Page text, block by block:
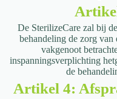
De SterilizeCare zal bij
behandeling de zorg van
vakgenoot
inspanningsverplichting
de
Artikel 4: